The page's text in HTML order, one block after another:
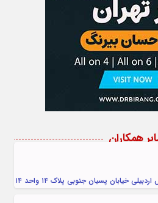
همکاران
خیابان پسیان جنوبی پلاک ۱۴ واحد ۱۴